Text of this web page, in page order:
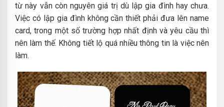
từ này vẫn còn nguyên giá trị dù lập gia đình hay chưa.
Việc có lập gia đình không cần thiết phải đưa lên name
card, trong một số trường hợp nhất định và yêu cầu thì
nên làm thế. Không tiết lộ quá nhiều thông tin là việc nên
làm.